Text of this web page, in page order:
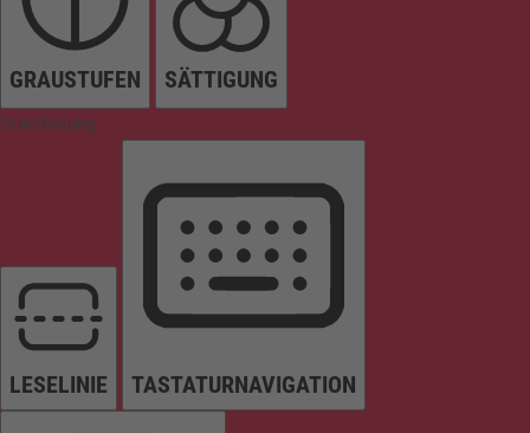
GRAUSTUFEN SÄTTIGUNG
Orientierung
LESELINIE TASTATURNAVIGATION